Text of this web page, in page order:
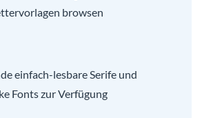
browsen
einfach-lesbare Serife und
Fonts zur Verfügung